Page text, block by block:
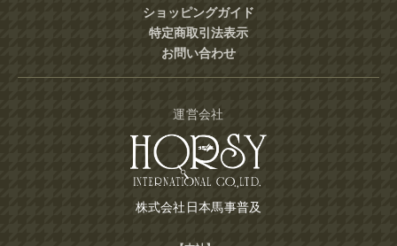
ショッピングガイド
特定商取引法表示
お問い合わせ
運営会社
株式会社日本馬事普及